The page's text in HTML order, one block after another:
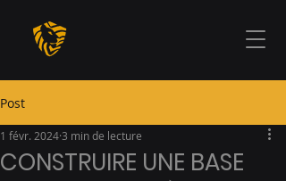
Post
CONSTRUIRE UNE BASE
1 févr. 2024 3 min de lecture